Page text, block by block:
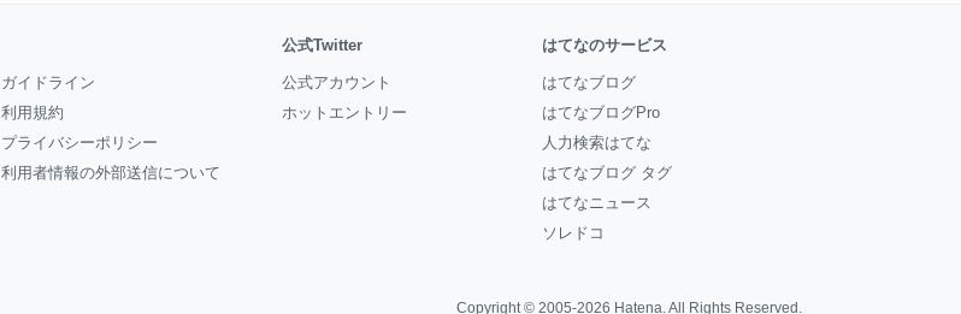
ガイドライン
利用規約
プライバシーポリシー
利用者情報の外部送信について
公式Twitter
公式アカウント
ホットエントリー
はてなのサービス
はてなブログ
はてなブログPro
人力検索はてな
はてなブログ タグ
はてなニュース
ソレドコ
Copyright © 2005-2026 Hatena. All Rights Reserved.